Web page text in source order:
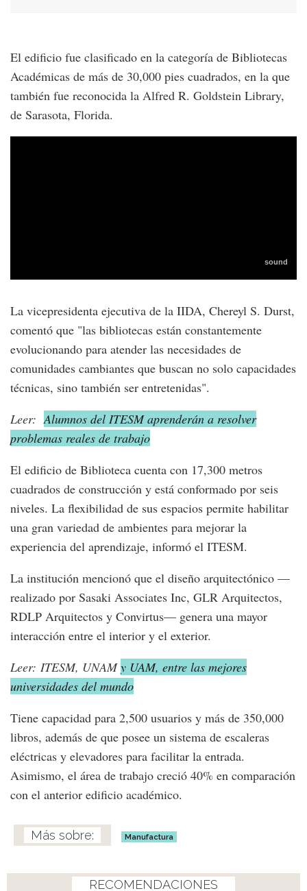
El edificio fue clasificado en la categoría de Bibliotecas
Académicas de más de 30,000 pies cuadrados, en la que
también fue reconocida la Alfred R. Goldstein Library,
de Sarasota, Florida.
La vicepresidenta ejecutiva de la IIDA, Chereyl S. Durst,
comentó que "las bibliotecas están constantemente
evolucionando para atender las necesidades de
comunidades cambiantes que buscan no solo capacidades
técnicas, sino también ser entretenidas".
Leer: Alumnos del ITESM aprenderán a resolver
problemas reales de trabajo
El edificio de Biblioteca cuenta con 17,300 metros
cuadrados de construcción y está conformado por seis
niveles. La flexibilidad de sus espacios permite habilitar
una gran variedad de ambientes para mejorar la
experiencia del aprendizaje, informó el ITESM.
La institución mencionó que el diseño arquitectónico —
realizado por Sasaki Associates Inc, GLR Arquitectos,
RDLP Arquitectos y Convirtus— genera una mayor
interacción entre el interior y el exterior.
Leer: ITESM, UNAMy UAM, entre las mejores
universidades del mundo
Tiene capacidad para 2,500 usuarios y más de 350,000
libros, además de que posee un sistema de escaleras
eléctricas y elevadores para facilitar la entrada.
Asimismo, el área de trabajo creció 40% en comparación
con el anterior edificio académico.
Manufactura
RECOMENDACIONES